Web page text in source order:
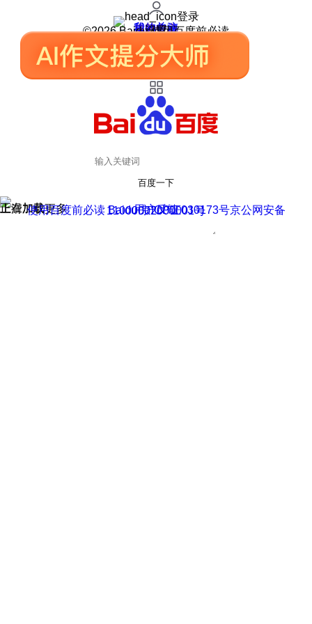
登录
我的关注
我的收藏
皮肤中心
用户反馈
设置
©2026 Baidu 使用百度前必读
百度一下
正在加载
上滑加载更多 用户反馈
使用百度前必读 Baidu 京ICP证030173号
京公网安备11000002000001号